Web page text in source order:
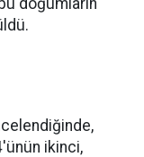
doğumların
ikinci,